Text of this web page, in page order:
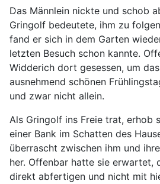
Das Männlein nickte und schob
Gringolf bedeutete, ihm zu
fand er sich in dem Garten
letzten Besuch schon kannte.
Widderich dort gesessen, um
ausnehmend schönen
und zwar nicht allein.
Als Gringolf ins Freie trat, erhob
einer Bank im Schatten des
überrascht zwischen ihm und
her. Offenbar hatte sie erwartet,
direkt abfertigen und nicht mit